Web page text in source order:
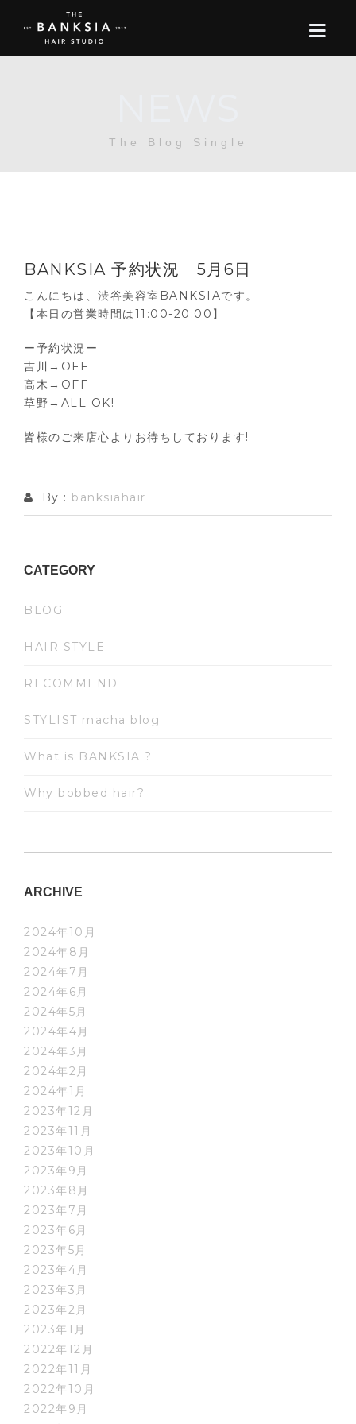
RECRUIT
The Blog Single
BANKSIA 予約状況 5月6日
こんにちは、渋谷美容室BANKSIAです。
【本日の営業時間は11:00-20:00】
ー予約状況ー
吉川→OFF
高木→OFF
草野→ALL OK!
皆様のご来店心よりお待ちしております!
By : banksiahair
CATEGORY
BLOG
HAIR STYLE
RECOMMEND
STYLIST macha blog
What is BANKSIA ?
Why bobbed hair?
ARCHIVE
2024年10月
2024年8月
2024年7月
2024年6月
2024年5月
2024年4月
2024年3月
2024年2月
2024年1月
2023年12月
2023年11月
2023年10月
2023年9月
2023年8月
2023年7月
2023年6月
2023年5月
2023年4月
2023年3月
2023年2月
2023年1月
2022年12月
2022年11月
2022年10月
2022年9月